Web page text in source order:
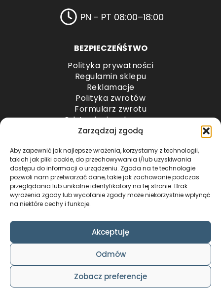
Zarządzaj zgodą
Aby zapewnić jak najlepsze wrażenia, korzystamy z technologii,
takich jak pliki cookie, do przechowywania i/lub uzyskiwania
dostępu do informacji o urządzeniu. Zgoda na te technologie
pozwoli nam przetwarzać dane, takie jak zachowanie podczas
przeglądania lub unikalne identyfikatory na tej stronie. Brak
wyrażenia zgody lub wycofanie zgody może niekorzystnie wpłynąć
na niektóre cechy i funkcje.
Akceptuję
Odmów
Zobacz preferencje
PN - PT 08:00–18:00
BEZPIECZEŃŚTWO
Polityka prywatności
Regulamin sklepu
Reklamacje
Polityka zwrotów
Formularz zwrotu
Odstąpienie od umowy
Odstąpienie od umowy – przesyłki paletowe
METODY PŁATNOŚCI
COPYRIGHT © 2024 by ADWENTO ŁUKASZ
WIECZOREK / ALL RIGHTS RESERVED
DESIGN & CODE BY
FOXSTUDIO